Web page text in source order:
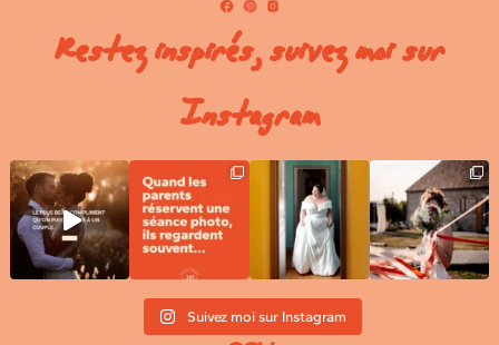
Restez inspirés, suivez moi sur
Instagram
Suivez moi sur Instagram